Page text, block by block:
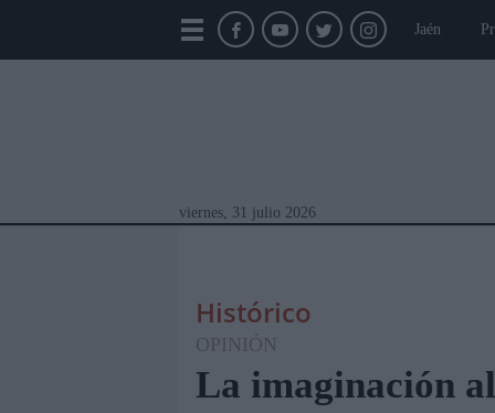
Jaén
viernes, 31 julio 2026
Histórico
OPINIÓN
La imaginación